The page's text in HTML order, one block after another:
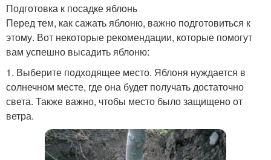
Подготовка к посадке яблонь
Перед тем, как сажать яблоню, важно подготовиться к
этому. Вот некоторые рекомендации, которые помогут
вам успешно высадить яблоню:
1. Выберите подходящее место. Яблоня нуждается в
солнечном месте, где она будет получать достаточно
света. Также важно, чтобы место было защищено от
ветра.